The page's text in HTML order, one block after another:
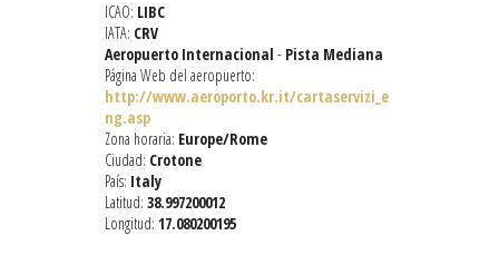
ICAO: LIBC
IATA: CRV
Aeropuerto Internacional - Pista Mediana
Página Web del aeropuerto:
http://www.aeroporto.kr.it/cartaservizi_e
ng.asp
Zona horaria: Europe/Rome
Ciudad: Crotone
País: Italy
Latitud: 38.997200012
Longitud: 17.080200195